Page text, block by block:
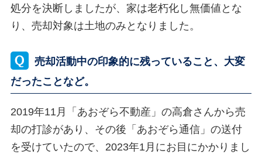
処分を決断しましたが、家は老朽化し無価値とな
り、売却対象は土地のみとなりました。
売却活動中の印象的に残っていること、大変
だったことなど。
2019年11月「あおぞら不動産」の高倉さんから売
却の打診があり、その後「あおぞら通信」の送付
を受けていたので、2023年1月にお目にかかりまし